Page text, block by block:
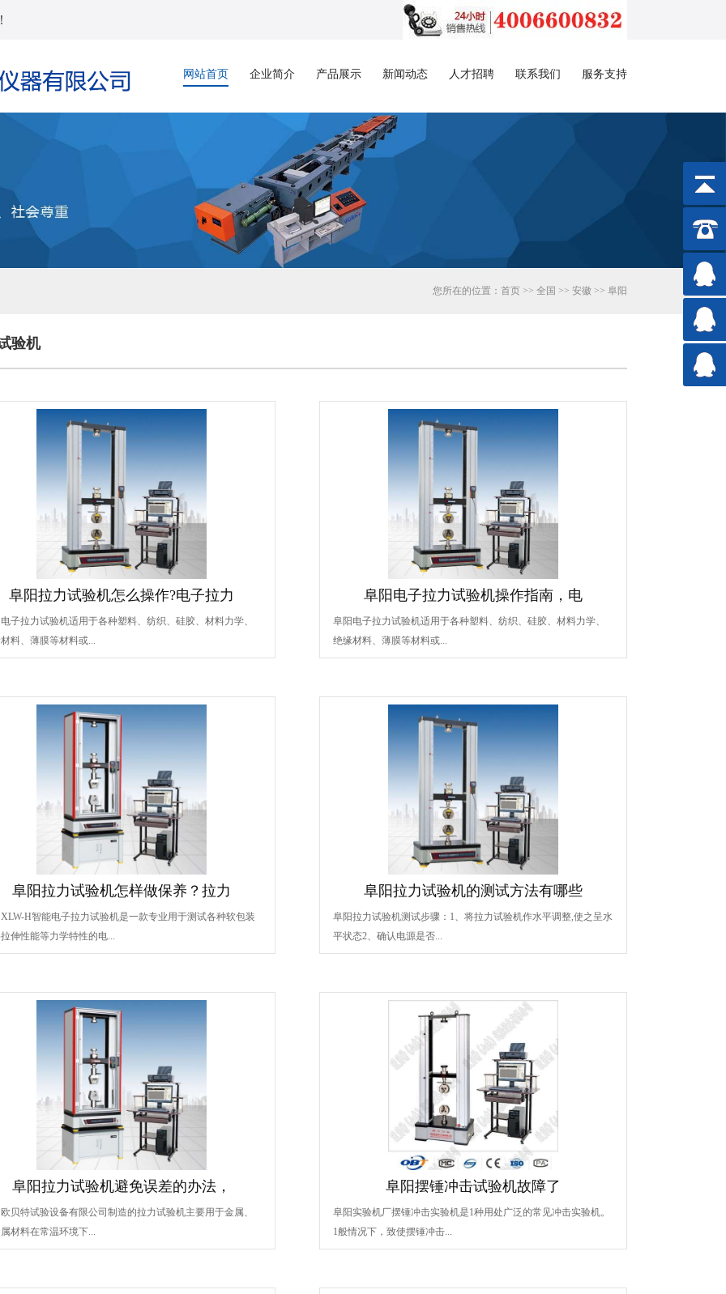
网站首页 企业简介 产品展示 新闻动态 人才招聘 联系我们 服务支持
您所在的位置： 首页 >> 全国 >> 安徽 >> 阜阳
验机
阜阳拉力试验机怎么操作?电子拉力
子拉力试验机适用于各种塑料、纺织、硅胶、材料力学、
料、薄膜等材料或...
阜阳电子拉力试验机操作指南，电
阜阳电子拉力试验机适用于各种塑料、纺织、硅胶、材料力学、
绝缘材料、薄膜等材料或...
阜阳拉力试验机怎样做保养？拉力
H智能电子拉力试验机是一款专业用于测试各种软包装
伸性能等力学特性的电...
阜阳拉力试验机的测试方法有哪些
阜阳拉力试验机测试步骤：1、将拉力试验机作水平调整,使之呈水
平状态2、确认电源是否...
阜阳拉力试验机避免误差的办法，
贝特试验设备有限公司制造的拉力试验机主要用于金属、
材料在常温环境下...
阜阳摆锤冲击试验机故障了
阜阳实验机厂摆锤冲击实验机是1种用处广泛的常见冲击实验机。
1般情况下，致使摆锤冲击...